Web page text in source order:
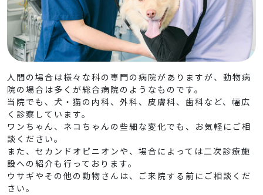
人 間の場合は様々な科の専門の病院がありますが、動物病
院の場合は多くが総合病院のようなものです。
当院でも、犬・猫の内科、外科、皮膚科、歯科など、幅広
く診察しています。
ワンちゃん、ネコちゃんの些細な変化でも、お気軽にご相
談ください。
また、セカンドオピニオンや、場合によっては二次診療施
設への紹介も行っております。
ウサギやその他の動物さんは、ご来院する前にご相談くだ
さい。